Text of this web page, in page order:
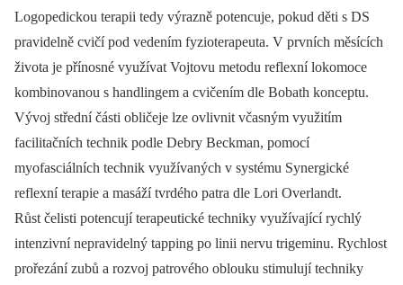
Logopedickou terapii tedy výrazně potencuje, pokud děti s DS
pravidelně cvičí pod vedením fyzioterapeuta. V prvních měsících
života je přínosné využívat Vojtovu metodu reflexní lokomoce
kombinovanou s handlingem a cvičením dle Bobath konceptu.
Vývoj střední části obličeje lze ovlivnit včasným využitím
facilitačních technik podle Debry Beckman, pomocí
myofasciálních technik využívaných v systému Synergické
reflexní terapie a masáží tvrdého patra dle Lori Overlandt.
Růst čelisti potencují terapeutické techniky využívající rychlý
intenzivní nepravidelný tapping po linii nervu trigeminu. Rychlost
prořezání zubů a rozvoj patrového oblouku stimulují techniky